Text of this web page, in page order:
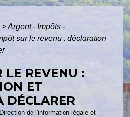
>Argent - Impôts -
sur le revenu : déclaration
LE REVENU :
ET
DÉCLARER
de l'information légale et